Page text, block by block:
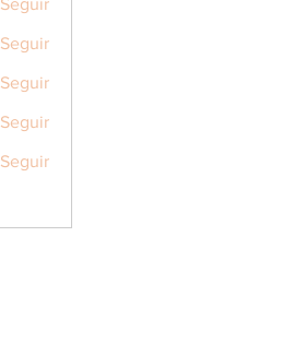
Seguir
Seguir
Seguir
Seguir
Seguir